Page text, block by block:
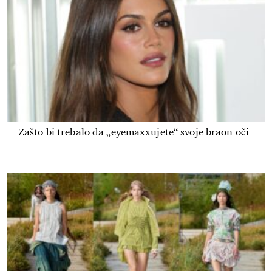
Zašto bi trebalo da „eyemaxxujete“ svoje braon oči